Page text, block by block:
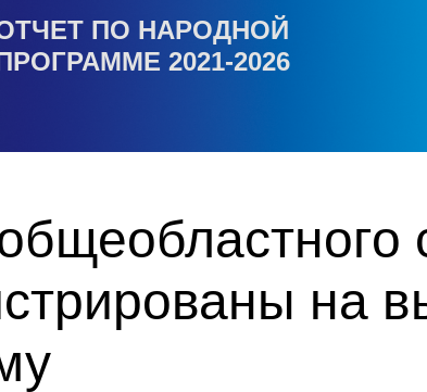
ПО НАРОДНОЙ
2021-2026
на